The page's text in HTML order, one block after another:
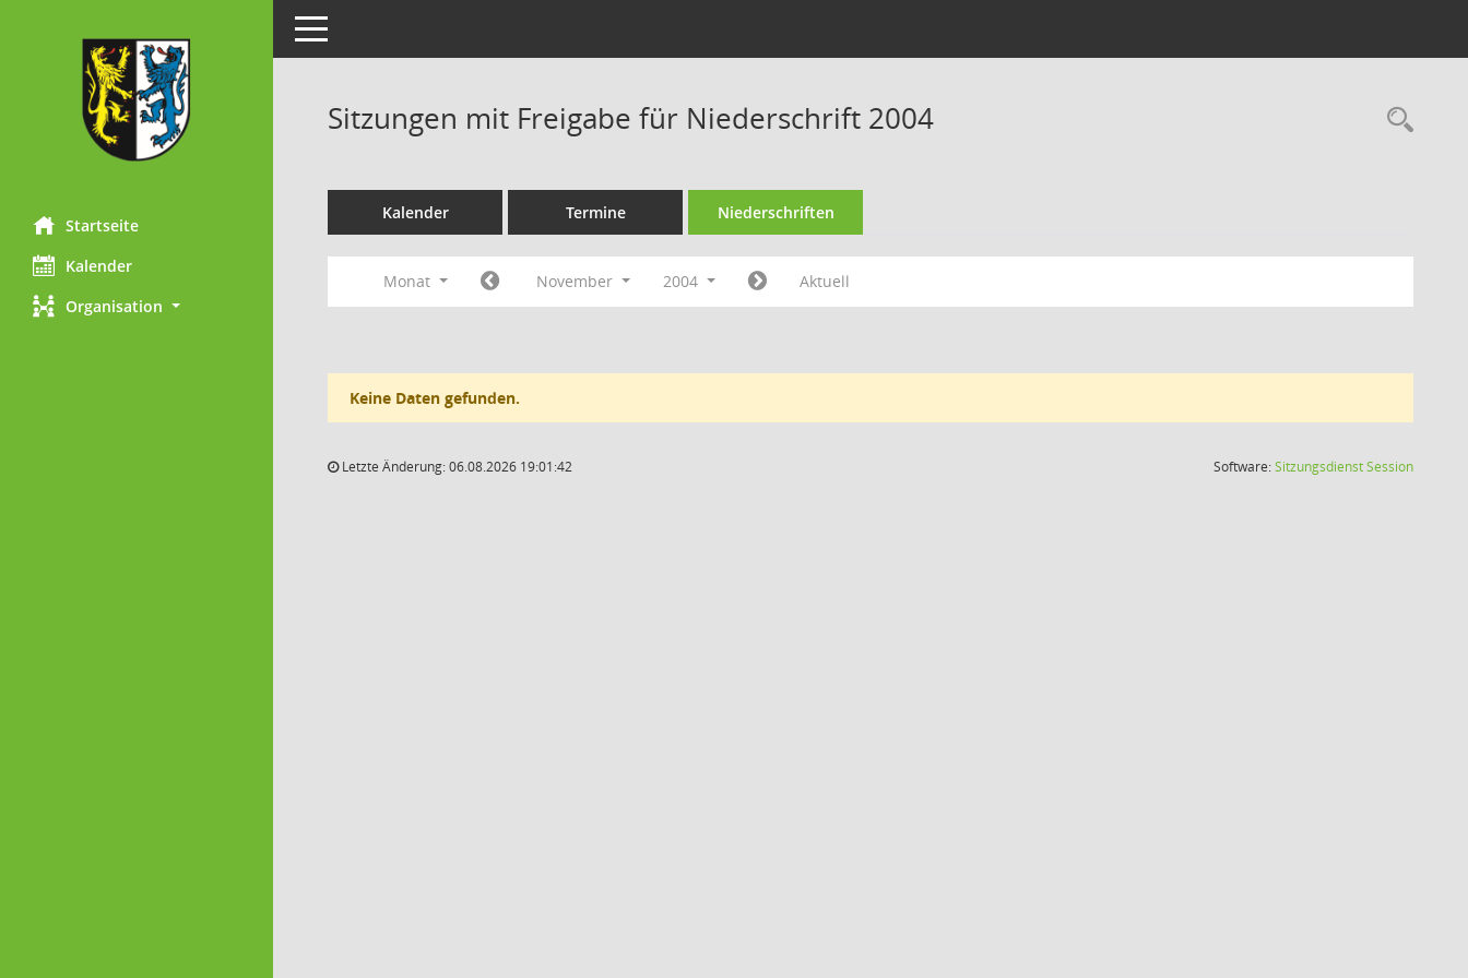
Startseite
Kalender
Organisation
Toggle navigation
Sitzungen mit Freigabe für Niederschrift 2004
Kalender Termine Niederschriften
Monat November 2004 Aktuell
Keine Daten gefunden.
Letzte Änderung: 06.08.2026 19:01:42 Software:SitzungsdienstSession(Wird in